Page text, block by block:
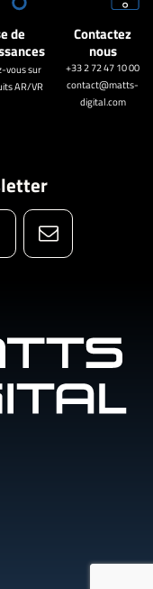
de
vous sur
AR/VR
Contactez
nous
+33 2 72 47 10 00
contact@matts-
digital.com